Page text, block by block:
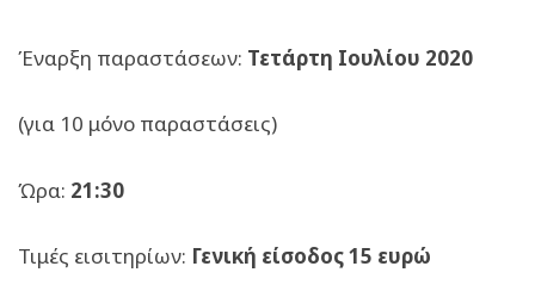
Έναρξη παραστάσεων: Τετάρτη Ιουλίου 2020
(για 10 μόνο παραστάσεις)
Ώρα: 21:30
Τιμές εισιτηρίων: Γενική είσοδος 15 ευρώ